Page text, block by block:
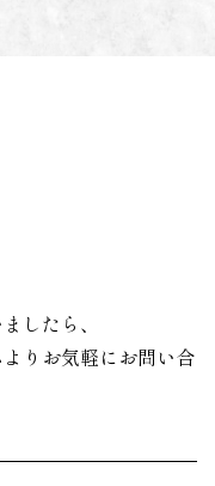
したら、
りお気軽にお問い合